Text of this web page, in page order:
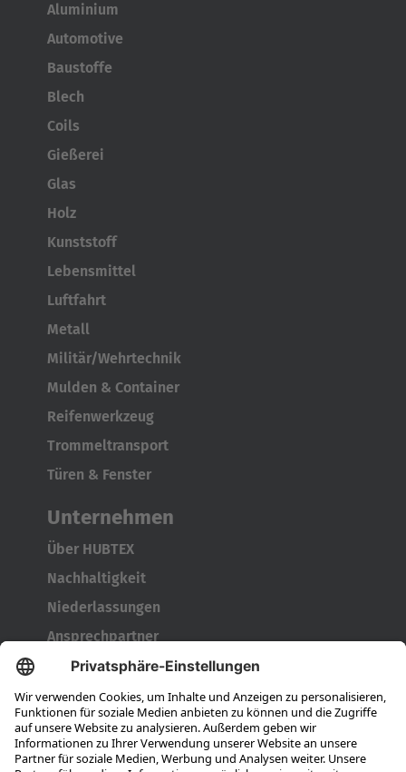
Aluminium
Automotive
Baustoffe
Blech
Coils
Gießerei
Glas
Holz
Kunststoff
Lebensmittel
Luftfahrt
Metall
Militär/Wehrtechnik
Mulden & Container
Reifenwerkzeug
Trommeltransport
Türen & Fenster
Unternehmen
Über HUBTEX
Nachhaltigkeit
Niederlassungen
Ansprechpartner
Karriere
Ausbildung
Berufseinsteiger & Erfahrene